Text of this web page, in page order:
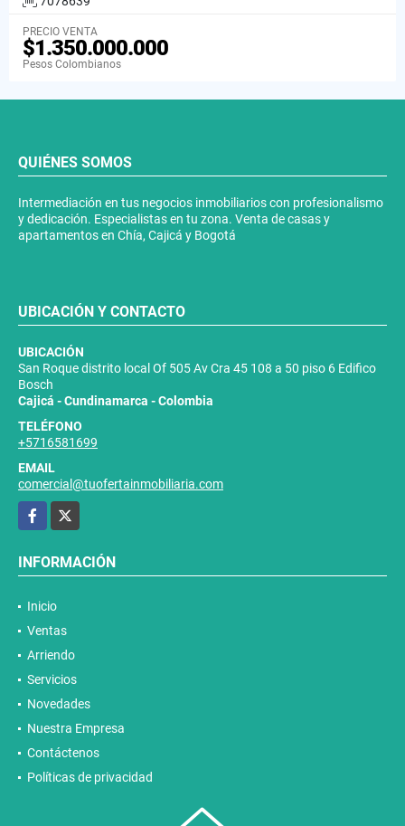
PRECIO VENTA
$1.350.000.000
Pesos Colombianos
QUIÉNES SOMOS
Intermediación en tus negocios inmobiliarios con profesionalismo
y dedicación. Especialistas en tu zona. Venta de casas y
apartamentos en Chía, Cajicá y Bogotá
UBICACIÓN Y CONTACTO
UBICACIÓN
San Roque distrito local Of 505 Av Cra 45 108 a 50 piso 6 Edifico
Bosch
Cajicá - Cundinamarca - Colombia
TELÉFONO
+5716581699
EMAIL
comercial@tuofertainmobiliaria.com
Facebook
INFORMACIÓN
Inicio
Ventas
Arriendo
Servicios
Novedades
Nuestra Empresa
Contáctenos
Políticas de privacidad